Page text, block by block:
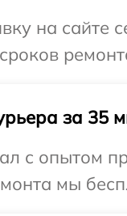
на сайте
за 35
с опытом
мы